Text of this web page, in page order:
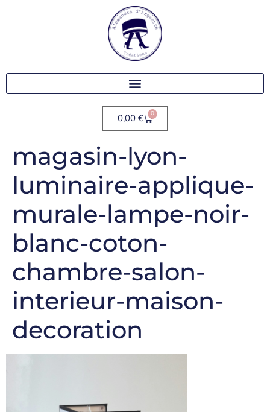
0,00 € 0
magasin-lyon-
luminaire-applique-
murale-lampe-noir-
blanc-coton-
chambre-salon-
interieur-maison-
decoration